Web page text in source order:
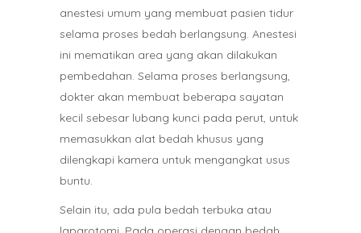
anestesi umum yang membuat pasien tidur
selama proses bedah berlangsung. Anestesi
ini mematikan area yang akan dilakukan
pembedahan. Selama proses berlangsung,
dokter akan membuat beberapa sayatan
kecil sebesar lubang kunci pada perut, untuk
memasukkan alat bedah khusus yang
dilengkapi kamera untuk mengangkat usus
buntu.
Selain itu, ada pula bedah terbuka atau